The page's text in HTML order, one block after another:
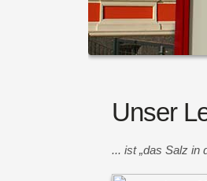
Unser
... ist „das Salz in